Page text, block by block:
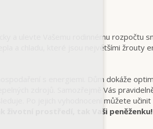
a ulevte Vašemu rodinnému rozpočtu
a chladu, které jsou největšími žrouty
s energiemi. Dům dokáže
zdrojů. Samozřejmě Vás
Po jejich vyhodnocení můžete
životní prostředí, tak Vaši peněženku!